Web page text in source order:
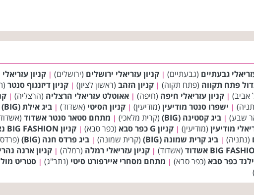
גבעתיים (גבעתיים) | קניון עזריאלי ירושלים (ירושלים) | קניון
פתח תקווה (פתח תקוה) | קניון הזהב (ראשון לציון) | קניון דיזנגוף סנטר
אביב) | קניון עזריאלי חיפה (חיפה) | אאוטלט עזריאלי הרצליה (הרצליה) |
| ישפרו סנטר מודיעין (מודיעין) | קניון הסיטי (אשדוד) | ביג אילת (BIG)
שבע) | ביג קסטינה (BIG) (קרית מלאכי) | מתחם סטאר סנטר אשדוד
מודיעין (מודיעין) | קניון G כפר סבא (כפר סבא) | קניון BIG FASHION נצרת
(נתניה) | ביג קרית שמונה (BIG) (קרית שמונה) | ביג פרדס חנה (BIG)
(אשדוד) | קניון עזריאלי רמלה (רמלה) | קניון ארנה
כפר סבא (כפר סבא) | מתחם מסחרי איירפורט סיטי (נתב"ג) | סטריט